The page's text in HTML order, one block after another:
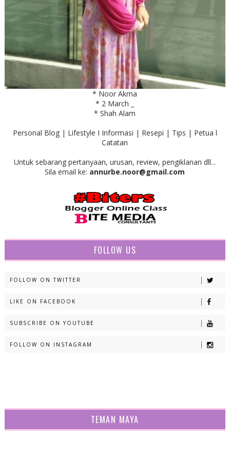
* Noor Akma
* 2 March _
* Shah Alam
Personal Blog | Lifestyle I Informasi | Resepi | Tips | Petua l
Catatan
Untuk sebarang pertanyaan, urusan, review, pengiklanan dll...
Sila email ke: annurbe.noor@gmail.com
FOLLOW US
FOLLOW ON TWITTER
LIKE ON FACEBOOK
SUBSCRIBE ON YOUTUBE
FOLLOW ON INSTAGRAM
TEMAN MAYA